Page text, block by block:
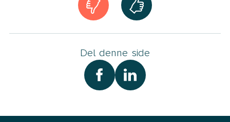
varetager boligkøbernes interesser.
Som Boligadvokat tilbyder jeg et gratis og
uforpligtende formøde om handel af og med fast
Del denne side